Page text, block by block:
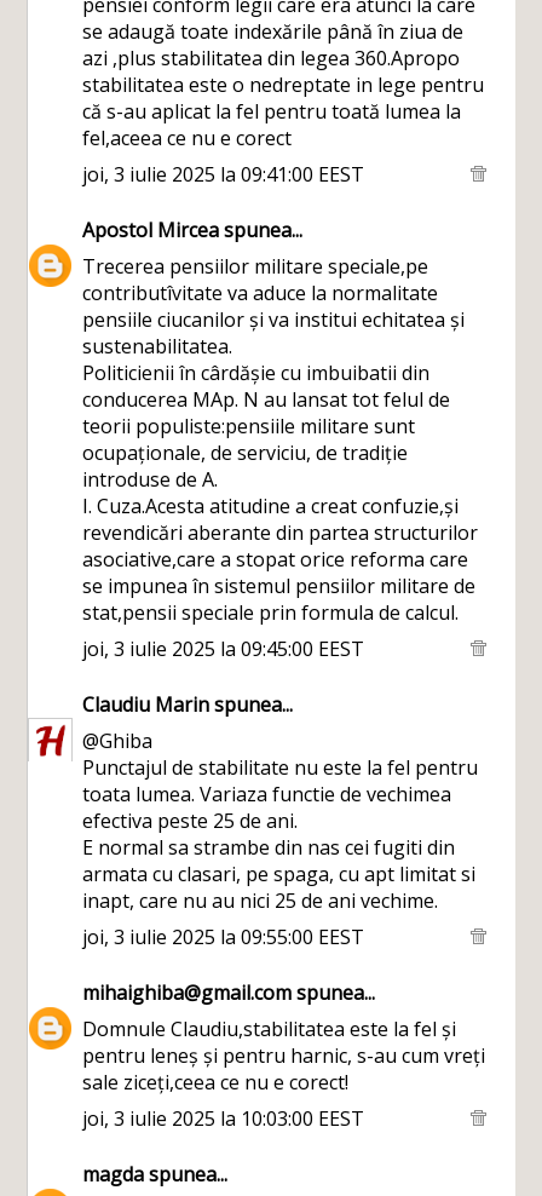
se adaugă toate indexările până în ziua de
azi ,plus stabilitatea din legea 360.Apropo
stabilitatea este o nedreptate in lege pentru
că s-au aplicat la fel pentru toată lumea la
fel,aceea ce nu e corect
joi, 3 iulie 2025 la 09:41:00 EEST
Apostol Mirceaspunea...
Trecerea pensiilor militare speciale,pe
contributîvitate va aduce la normalitate
pensiile ciucanilor și va institui echitatea și
sustenabilitatea.
Politicienii în cârdășie cu imbuibatii din
conducerea MAp. N au lansat tot felul de
teorii populiste:pensiile militare sunt
ocupaționale, de serviciu, de tradiție
introduse de A.
I. Cuza.Acesta atitudine a creat confuzie,și
revendicări aberante din partea structurilor
asociative,care a stopat orice reforma care
se impunea în sistemul pensiilor militare de
stat,pensii speciale prin formula de calcul.
joi, 3 iulie 2025 la 09:45:00 EEST
Claudiu Marinspunea...
@Ghiba
Punctajul de stabilitate nu este la fel pentru
toata lumea. Variaza functie de vechimea
efectiva peste 25 de ani.
E normal sa strambe din nas cei fugiti din
armata cu clasari, pe spaga, cu apt limitat si
inapt, care nu au nici 25 de ani vechime.
joi, 3 iulie 2025 la 09:55:00 EEST
mihaighiba@gmail.comspunea...
Domnule Claudiu,stabilitatea este la fel și
pentru leneș și pentru harnic, s-au cum vreți
sale ziceți,ceea ce nu e corect!
joi, 3 iulie 2025 la 10:03:00 EEST
magdaspunea...